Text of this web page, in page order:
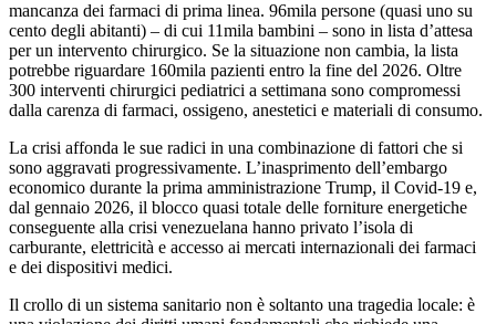
mancanza dei farmaci di prima linea. 96mila persone (quasi uno su
cento degli abitanti) – di cui 11mila bambini – sono in lista d’attesa
per un intervento chirurgico. Se la situazione non cambia, la lista
potrebbe riguardare 160mila pazienti entro la fine del 2026. Oltre
300 interventi chirurgici pediatrici a settimana sono compromessi
dalla carenza di farmaci, ossigeno, anestetici e materiali di consumo.
La crisi affonda le sue radici in una combinazione di fattori che si
sono aggravati progressivamente. L’inasprimento dell’embargo
economico durante la prima amministrazione Trump, il Covid-19 e,
dal gennaio 2026, il blocco quasi totale delle forniture energetiche
conseguente alla crisi venezuelana hanno privato l’isola di
carburante, elettricità e accesso ai mercati internazionali dei farmaci
e dei dispositivi medici.
Il crollo di un sistema sanitario non è soltanto una tragedia locale: è